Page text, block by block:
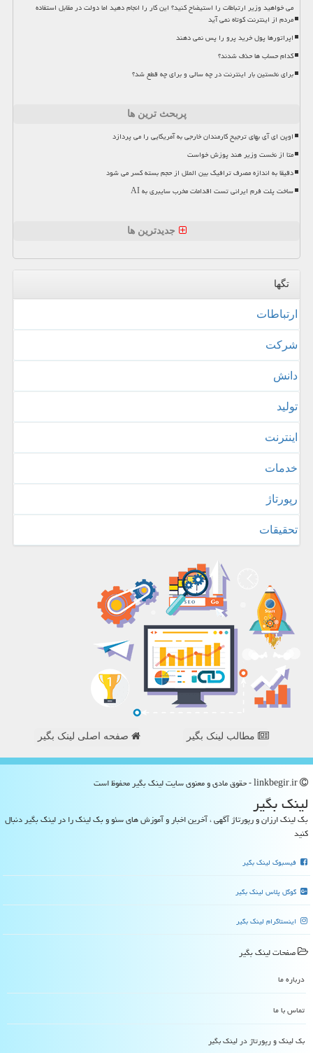
می خواهید وزیر ارتباطات را استیضاح کنید؟ این کار را انجام دهید اما دولت در مقابل استفاده
مردم از اینترنت کوتاه نمی آید
اپراتورها پول خرید پرو را پس نمی دهند
کدام حساب ها حذف شدند؟
برای نخستین بار اینترنت در چه سالی و برای چه قطع شد؟
پربحث ترین ها
اوپن ای آی بهای ترجیح کارمندان خارجی به آمریکایی را می پردازد
متا از نخست وزیر هند پوزش خواست
دقیقا به اندازه مصرف ترافیک بین الملل از حجم بسته کسر می شود
ساخت پلت فرم ایرانی تست اقدامات مخرب سایبری به AI
جدیدترین ها
تگها
ارتباطات
شركت
دانش
تولید
اینترنت
خدمات
رپورتاژ
تحقیقات
مطالب لینک بگیر صفحه اصلی لینک بگیر
لینك بگیر
بک لینک ارزان و رپورتاژ آگهی ، آخرین اخبار و آموزش های سئو و بک لینک را در لینک بگیر دنبال
کنید
فیسبوک لینک بگیر
گوگل پلاس لینک بگیر
اینستاگرام لینک بگیر
صفحات لینك بگیر
درباره ما
تماس با ما
بک لینک و رپورتاژ در لینك بگیر